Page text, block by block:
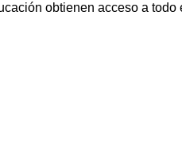
obtienen acceso a